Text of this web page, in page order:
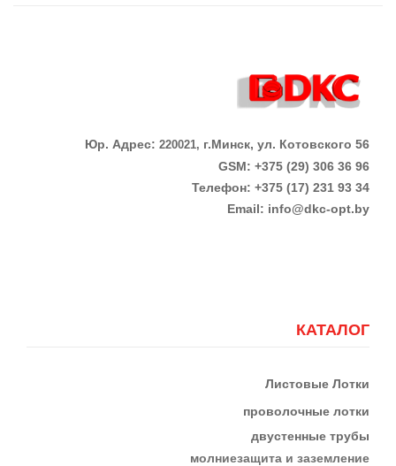
Юр. Адрес: 220021, г.Минск, ул. Котовского 56
GSM: +375 (29) 306 36 96
Телефон: +375 (17) 231 93 34
Email: info@dkc-opt.by
КАТАЛОГ
Листовые Лотки
проволочные лотки
двустенные трубы
молниезащита и заземление